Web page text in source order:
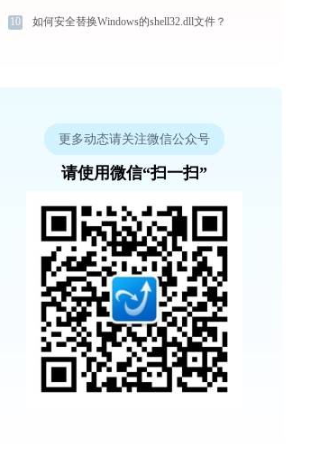
10 如何安全替换Windows的shell32.dll文件？
更多动态请关注微信公众号
请使用微信“扫一扫”